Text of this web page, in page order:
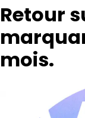
Retour
mois.